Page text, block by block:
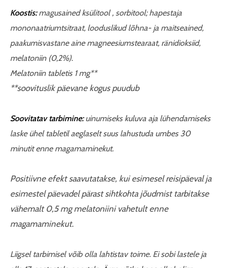
Koostis:magusained ksülitool , sorbitool; hapestaja
mononaatriumtsitraat, looduslikud lõhna- ja maitseained,
paakumisvastane aine magneesiumstearaat, ränidioksiid,
melatoniin (0,2%).
Melatoniin tabletis 1 mg**
**soovituslik päevane kogus puudub
Soovitatav tarbimine:uinumiseks kuluva aja lühendamiseks
laske ühel tabletil aeglaselt suus lahustuda umbes 30
minutit enne magamaminekut.
Positiivne efekt saavutatakse, kui esimesel reisipäeval ja
esimestel päevadel pärast sihtkohta jõudmist tarbitakse
vähemalt 0,5 mg melatoniini vahetult enne
magamaminekut.
Liigsel tarbimisel võib olla lahtistav toime. Ei sobi lastele ja